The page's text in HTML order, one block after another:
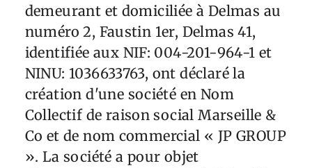
demeurant et domiciliée à Delmas au
numéro 2, Faustin 1er, Delmas 41,
identifiée aux NIF: 004-201-964-1 et
NINU: 1036633763, ont déclaré la
création d'une société en Nom
Collectif de raison social Marseille &
Co et de nom commercial « JP GROUP
». La société a pour objet